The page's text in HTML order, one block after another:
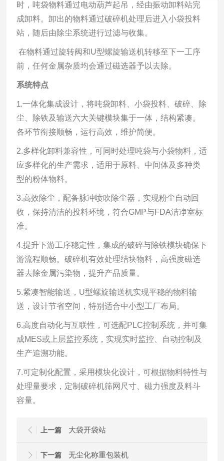
时，吨袋物料通过电动葫芦起吊，经由振动卸料站完
成卸料。卸出的物料通过破碎机处理后进入小袋投料
站，随后由除尘系统进行过滤与收集。
在物料通过旋转阀和U型螺旋输送机转移至下一工序
前，任何金属杂质均会通过磁选器予以去除。
系统特点
1.一体化集成设计，将吨袋卸料、小袋投料、破碎、除
尘、除铁及输送六大关键模块集于一体，结构紧凑。
各环节衔接顺畅，运行高效，维护简便。
2.多样化卸料兼容性，可同时处理吨袋与小袋物料，适
应多样化的生产需求，适用于原料、中间体及多种类
型的粉体物料。
3.高效除尘， 配备脉冲喷吹除尘器，实现粉尘自动回
收，保持清洁的投料环境，符合GMP与FDA洁净室标
准。
4.提升下游工序稳定性，集成的破碎与除铁模块确保下
游流程顺畅。破碎机有效处理结块物料，高强度磁选
器去除金属污染物，提升产品质量。
5.紧凑智能输送， U型螺旋输送机实现平稳的物料输
送，设计节省空间，特别适合中小型工厂布局。
6.高度自动化与互联性，可选配PLC控制系统，并可集
成MES或上层监控系统，实现实时监控、自动控制及
生产追溯功能。
7.可定制化配置，采用模块化设计，可根据物料特性与
处理量要求，定制破碎机筛网尺寸、磁力强度及料斗
容量。
上一篇 大袋开袋站
下一篇 无尘化称重包装机